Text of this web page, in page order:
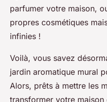
parfumer votre maison,
propres cosmétiques
infinies !
Voilà, vous savez
jardin aromatique mural
Alors, prêts à mettre les
transformer votre maison